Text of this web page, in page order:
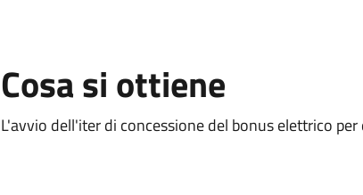
Cosa si ottiene
L'avvio dell'iter di concessione del bonus elettrico per